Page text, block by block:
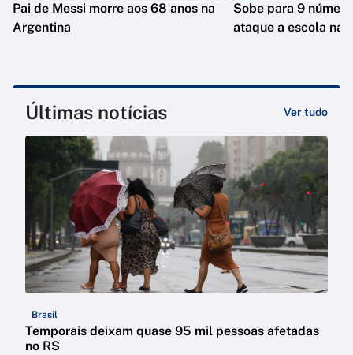
Pai de Messi morre aos 68 anos na
Argentina
Sobe para 9
ataque a escola na
Últimas notícias Ver tudo
Brasil
Temporais deixam quase 95 mil pessoas afetadas
no RS